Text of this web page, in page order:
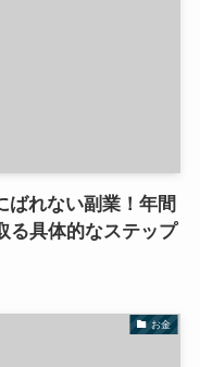
ばれない副業！年間
る具体的なステップ
お金